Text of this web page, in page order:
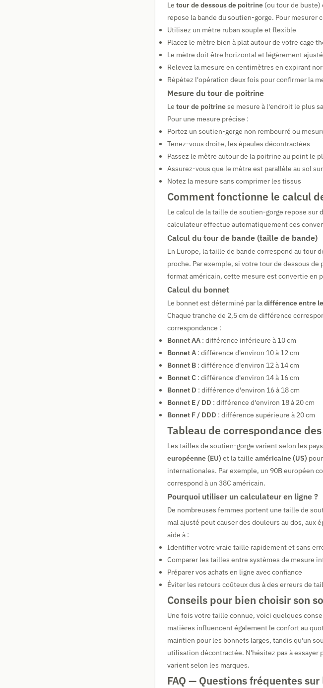
Le tour de dessous de poitrine (ou tour de buste)
repose la bande du soutien-gorge. Pour mesurer
Utilisez un mètre ruban souple et flexible
Placez le mètre bien à plat autour de votre cage
Le mètre doit être horizontal et légèrement
Relevez la mesure en centimètres en expirant
Répétez l'opération deux fois pour confirmer la
Mesure du tour de poitrine
Le tour de poitrinese mesure à l'endroit le plus
Pour une mesure précise :
Portez un soutien-gorge non rembourré ou
Tenez-vous droite, les épaules décontractées
Passez le mètre autour de la poitrine au point le
Assurez-vous que le mètre est parallèle au sol
Notez la mesure sans comprimer les tissus
Comment fonctionne le calcul
Le calcul de la taille de soutien-gorge repose sur
calculateur effectue automatiquement ces
Calcul du tour de bande (taille de bande)
En Europe, la taille de bande correspond au tour
proche. Par exemple, si votre tour de dessous
format américain, cette mesure est convertie en
Calcul du bonnet
Le bonnet est déterminé par ladifférence entre
Chaque tranche de 2,5 cm de différence
correspondance :
Bonnet AA : différence inférieure à 10 cm
Bonnet A : différence d'environ 10 à 12 cm
Bonnet B : différence d'environ 12 à 14 cm
Bonnet C : différence d'environ 14 à 16 cm
Bonnet D : différence d'environ 16 à 18 cm
Bonnet E / DD : différence d'environ 18 à 20 cm
Bonnet F / DDD : différence supérieure à 20 cm
Tableau de correspondance
Les tailles de soutien-gorge varient selon les
européenne (EU) et la taille américaine (US)
internationales. Par exemple, un 90B européen
correspond à un 38C américain.
Pourquoi utiliser un calculateur en ligne ?
De nombreuses femmes portent une taille de
mal ajusté peut causer des douleurs au dos, aux
aide à :
Identifier votre vraie taille rapidement et sans
Comparer les tailles entre systèmes de mesure
Préparer vos achats en ligne avec confiance
Éviter les retours coûteux dus à des erreurs de
Conseils pour bien choisir son
Une fois votre taille connue, voici quelques
matières influencent également le confort au
maintien pour les bonnets larges, tandis qu'un
utilisation décontractée. N'hésitez pas à essayer
varient selon les marques.
FAQ — Questions fréquentes